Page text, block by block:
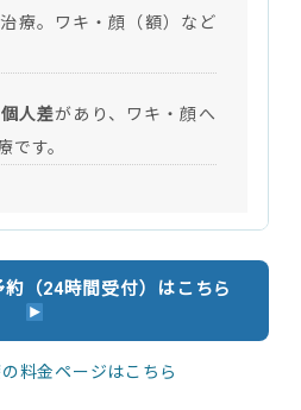
療。ワキ・顔（額）など
個人差があり、ワキ・顔へ
です。
（24時間受付）はこちら
料金ページはこちら